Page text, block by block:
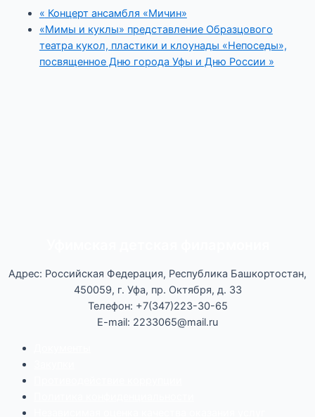
« Концерт ансамбля «Мичин»
«Мимы и куклы» представление Образцового
театра кукол, пластики и клоунады «Непоседы»,
посвященное Дню города Уфы и Дню России »
Адрес: Российская Федерация, Республика Башкортостан,
450059, г. Уфа, пр. Октября, д. 33
Телефон: +7(347)223-30-65
E-mail: 2233065@mail.ru